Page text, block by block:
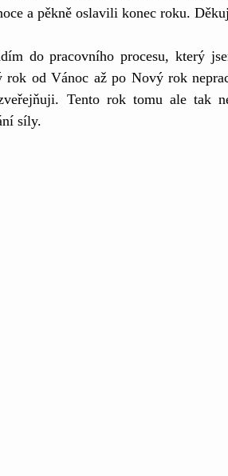
a pěkně oslavili konec roku.
do pracovního procesu, který
rok od Vánoc až po Nový rok
Tento rok tomu ale tak
síly.